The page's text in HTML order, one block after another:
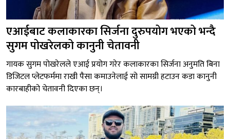
एआईबाट कलाकारका सिर्जना दुरुपयोग भएको भन्दै
सुगम पोखरेलको कानुनी चेतावनी
गायक सुगम पोखरेलले एआई प्रयोग गरेर कलाकारका सिर्जना अनुमति बिना
डिजिटल प्लेटफर्ममा राखी पैसा कमाउनेलाई सो सामग्री हटाउन कडा कानुनी
कारबाहीको चेतावनी दिएका छन्।